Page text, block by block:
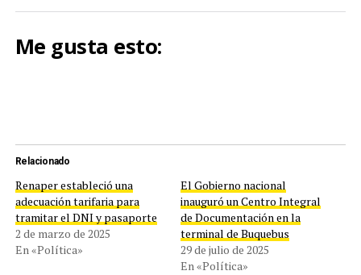
Me gusta esto:
Relacionado
Renaper estableció una
adecuación tarifaria para
tramitar el DNI y pasaporte
2 de marzo de 2025
En «Política»
El Gobierno nacional
inauguró un Centro Integral
de Documentación en la
terminal de Buquebus
29 de julio de 2025
En «Política»